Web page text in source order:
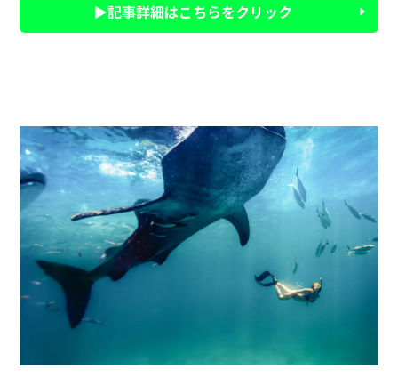
▶記事詳細はこちらをクリック